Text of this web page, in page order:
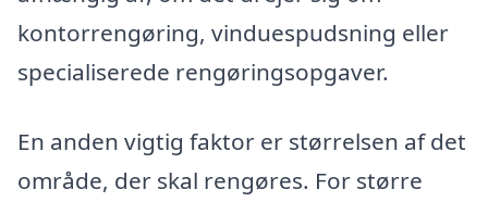
kontorrengøring, vinduespudsning eller
specialiserede rengøringsopgaver.
En anden vigtig faktor er størrelsen af det
område, der skal rengøres. For større